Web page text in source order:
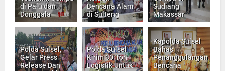
di Palu dan
Donggala
Bencana Alam
di Sulteng
Sudiang
Makassar
Polda Sulsel,
Gelar Press
Release Dan
Polda Sulsel
Kirim 30 Ton
Logistik Untuk
Kapolda Sulsel
Bahas
Penanggulangan
Bencana